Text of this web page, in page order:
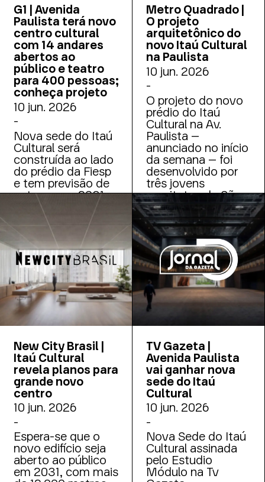
G1 | Avenida
Paulista terá novo
centro cultural
com 14 andares
abertos ao
público e teatro
para 400 pessoas;
conheça projeto
10 jun. 2026
-
Nova sede do Itaú
Cultural será
construída ao lado
do prédio da Fiesp
e tem previsão de
entrega em 2031.
Estúdio Módulo é
responsável pelo
projeto
arquitetônico.
Metro Quadrado |
O projeto
arquitetônico do
novo Itaú Cultural
na Paulista
10 jun. 2026
-
O projeto do novo
prédio do Itaú
Cultural na Av.
Paulista –
anunciado no início
da semana – foi
desenvolvido por
três jovens
arquitetos de São
Paulo que
venceram uma
concorrência de
peso.
New City Brasil |
Itaú Cultural
revela planos para
grande novo
centro
10 jun. 2026
-
Espera-se que o
novo edifício seja
aberto ao público
em 2031, com mais
TV Gazeta |
Avenida Paulista
vai ganhar nova
sede do Itaú
Cultural
10 jun. 2026
-
Nova Sede do Itaú
Cultural assinada
pelo Estudio
Módulo na Tv